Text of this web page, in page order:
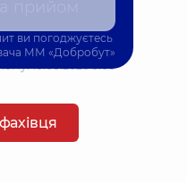
10.08.2026 8:00
ви погоджуєтесь
ММ «Добробут»